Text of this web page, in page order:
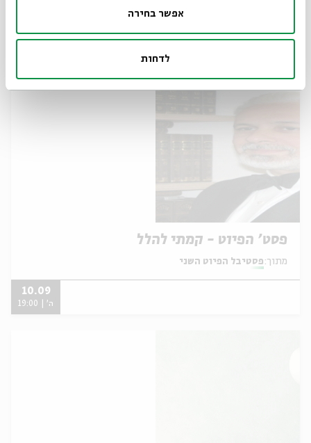
אפשר בחירה
לדחות
פסטיבל הפיוט השני
10.09
פסט' הפיוט - קמתי להלל
מתוך: פסטיבל הפיוט השני
10.09
ה' | 19:00